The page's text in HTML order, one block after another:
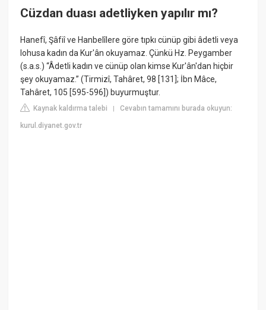
Cüzdan duası adetliyken yapılır mı?
Hanefî, Şâfiî ve Hanbelîlere göre tıpkı cünüp gibi âdetli veya
lohusa kadın da Kur'ân okuyamaz. Çünkü Hz. Peygamber
(s.a.s.) “Âdetli kadın ve cünüp olan kimse Kur'ân'dan hiçbir
şey okuyamaz.” (Tirmizî, Tahâret, 98 [131]; İbn Mâce,
Tahâret, 105 [595-596]) buyurmuştur.
Kaynak kaldırma talebi |Cevabın tamamını burada okuyun:
kurul.diyanet.gov.tr